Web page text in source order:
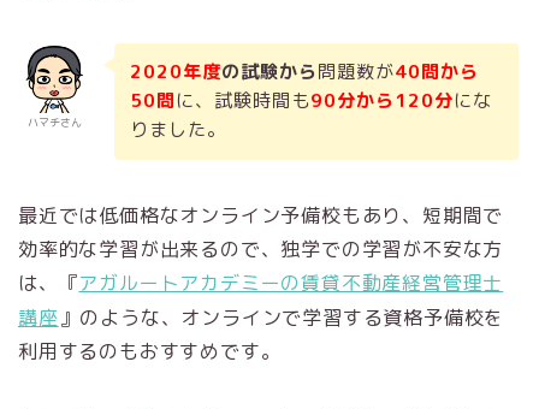
ハマチさん
2020年度の試験から問題数が40問から
50問に、試験時間も90分から120分にな
りました。
最近では低価格なオンライン予備校もあり、短期間で
効率的な学習が出来るので、独学での学習が不安な方
は、『アガルートアカデミーの賃貸不動産経営管理士
講座』のような、オンラインで学習する資格予備校を
利用するのもおすすめです。